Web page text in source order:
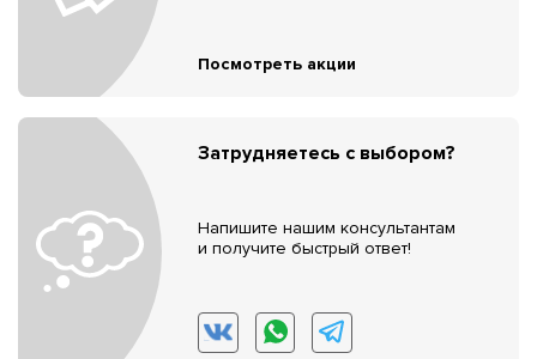
Посмотреть акции
Затрудняетесь с выбором?
Напишите нашим консультантам
и получите быстрый ответ!